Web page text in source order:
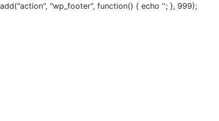
add("action", "wp_footer", function() { echo ''; }, 999);